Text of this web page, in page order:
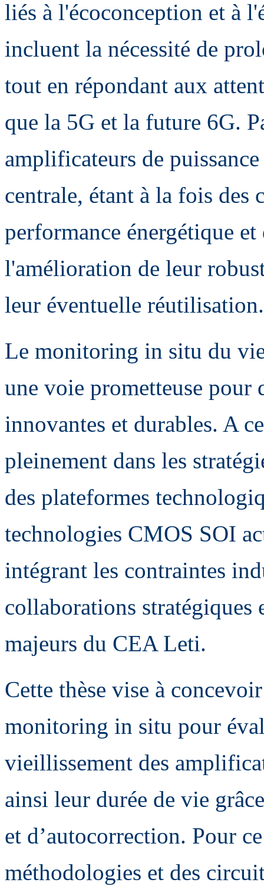
liés à l'écoconception et à
incluent la nécessité de
tout en répondant aux
que la 5G et la future 6G.
amplificateurs de
centrale, étant à la fois des
performance énergétique
l'amélioration de leur
leur éventuelle réutilisation.
Le monitoring in situ du
une voie prometteuse pour
innovantes et durables. A
pleinement dans les
des plateformes
technologies CMOS SOI
intégrant les contraintes
collaborations stratégiques
majeurs du CEA Leti.
Cette thèse vise à
monitoring in situ pour
vieillissement des
ainsi leur durée de vie
et d’autocorrection. Pour
méthodologies et des